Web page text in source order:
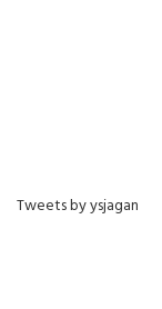
Tweets by ysjagan